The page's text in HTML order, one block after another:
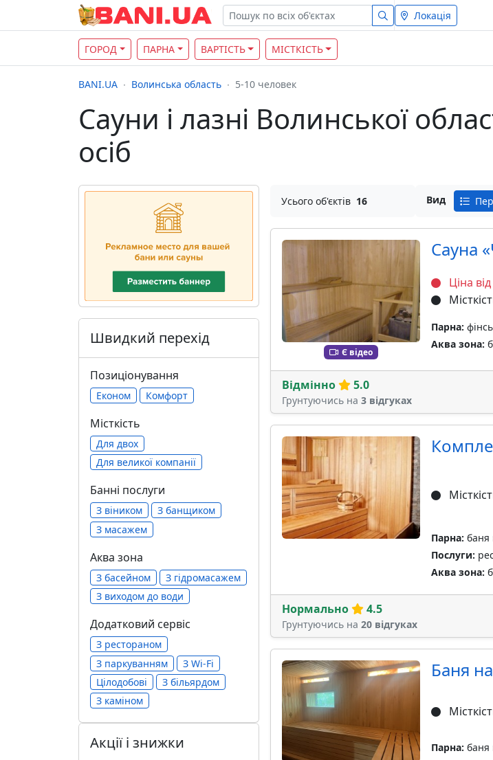
Локація
ГОРОД ПАРНА ВАРТІСТЬ МІСТКІСТЬ
BANI.UA Волинська область 5-10 человек
Сауни і лазні Волинської
осіб
Усього об'єктів 16 Вид
Є відео
Сауна
Ціна від
Парна:
Аква зона:
Відмінно 5.0
Грунтуючись на 3 відгуках
Парна: баня
Послуги:
Аква зона:
Нормально 4.5
Грунтуючись на 20 відгуках
Баня
Парна: баня
Швидкий перехід
Позиціонування
Економ Комфорт
Місткість
Для двох
Для великої компанії
Банні послуги
З віником
З банщиком
З масажем
Аква зона
З басейном
З гідромасажем
З виходом до води
Додатковий сервіс
З рестораном
З паркуванням
З Wi-Fi
Цілодобові
З більярдом
З каміном
Акції і знижки